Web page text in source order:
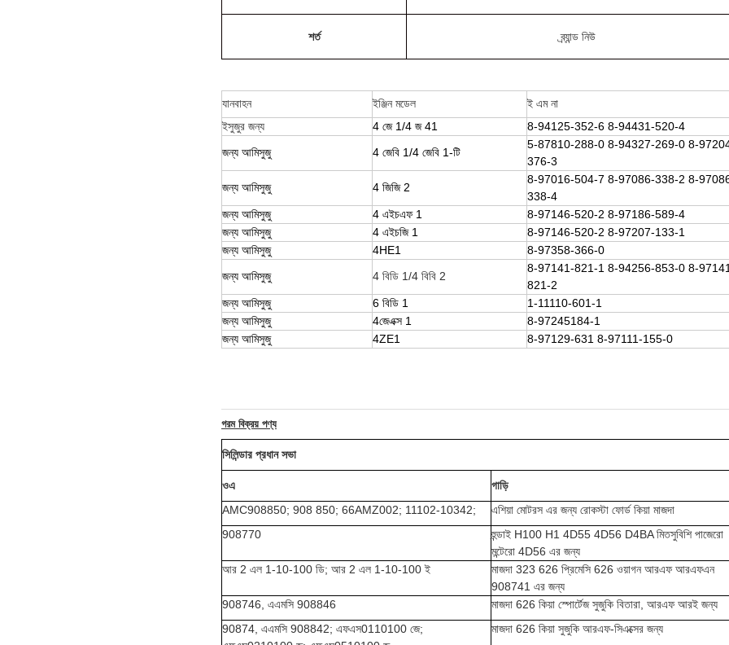
শর্ত ব্র্যান্ড নিউ
যানবাহন ইঞ্জিন মডেল
ই এম না
ইসুজুর জন্য
4 জে 1/4 জ 41 8-94125-352-6 8-94431-520-4
জন্য আমিসুজু 4 জেবি 1/4 জেবি 1-টি
5-87810-288-0 8-94327-269-0 8-
376-3
জন্য আমিসুজু 4 জিজি 2
8-97016-504-7 8-97086-338-2 8-
338-4
জন্য আমিসুজু 4 এইচএফ 1 8-97146-520-2 8-97186-589-4
জন্য আমিসুজু 4 এইচজি 1 8-97146-520-2 8-97207-133-1
জন্য আমিসুজু 4HE1
8-97358-366-0
জন্য আমিসুজু 4 বিডি 1/4 বিবি 2
8-97141-821-1 8-94256-853-0 8-
821-2
জন্য আমিসুজু 6 বিডি 1
1-11110-601-1
জন্য আমিসুজু 4জেএক্স 1
8-97245184-1
জন্য আমিসুজু 4ZE1 8-97129-631 8-97111-155-0
গরম বিক্রয় পণ্য
সিলিন্ডার প্রধান সভা
ওএ গাড়ি
AMC908850; 908 850; 66AMZ002; 11102-10342;
এশিয়া মোটরস এর জন্য রোকস্টা ফোর্ড কিয়া মাজদা
908770
হুন্ডাই H100 H1 4D55 4D56 D4BA মিতসুবিশি পাজেরো
মন্টেরো 4D56 এর জন্য
আর 2 এল 1-10-100 ডি; আর 2 এল 1-10-100 ই
মাজদা 323 626 প্রিমেসি 626 ওয়াগন আরএফ আরএফএন
908741 এর জন্য
908746, এএমসি 908846
মাজদা 626 কিয়া স্পোর্টেজ সুজুকি বিতারা, আরএফ আরই জন্য
90874, এএমসি 908842; এফএস0110100 জে;
মাজদা 626 কিয়া সুজুকি আরএফ-সিএক্সের জন্য